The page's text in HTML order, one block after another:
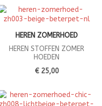
HEREN ZOMERHOED
HEREN STOFFEN ZOMER
HOEDEN
€ 25,00